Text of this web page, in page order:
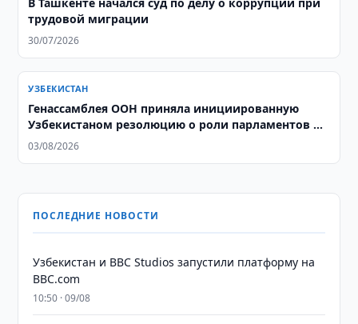
трудовой миграции
30/07/2026
УЗБЕКИСТАН
Генассамблея ООН приняла инициированную
Узбекистаном резолюцию о роли парламентов в
социальном развитии
03/08/2026
ПОСЛЕДНИЕ НОВОСТИ
Узбекистан и BBC Studios запустили платформу на
BBC.com
10:50 · 09/08